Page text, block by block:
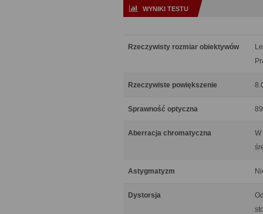
WYNIKI TESTU
Rzeczywisty rozmiar obiektywów
Rzeczywiste powiększenie
Sprawność optyczna
Aberracja chromatyczna
W
Astygmatyzm
Dystorsja